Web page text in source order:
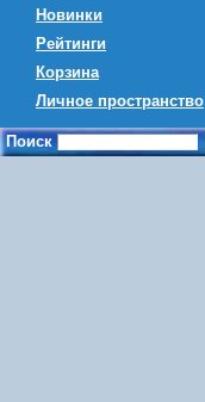
Новинки
Рейтинги
Корзина
Личное пространство
Поиск